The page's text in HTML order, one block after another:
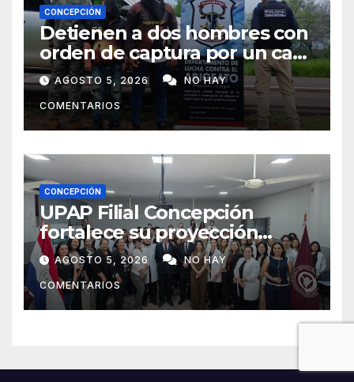
CONCEPCIÓN
Detienen a dos hombres con
orden de captura por un caso
de abigeato
AGOSTO 5, 2026 NO HAY
COMENTARIOS
CONCEPCIÓN
UPAP Filial Concepción
fortalece su proyección
internacional con la visita del
Prof. Dr. Antonio Castaño,
referente de la Universidad
de Sevilla
AGOSTO 5, 2026 NO HAY
COMENTARIOS